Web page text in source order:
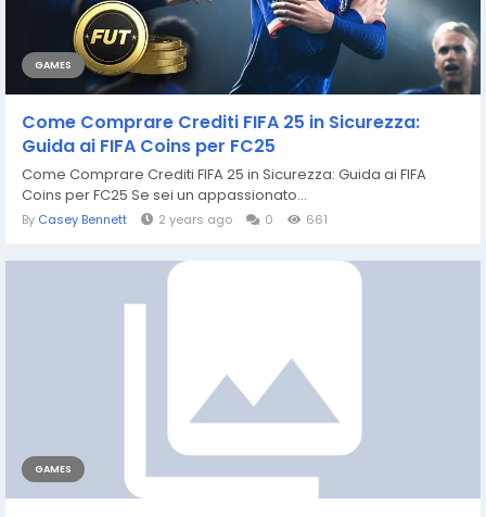
GAMES
Come Comprare Crediti FIFA 25 in Sicurezza:
Guida ai FIFA Coins per FC25
Come Comprare Crediti FIFA 25 in Sicurezza: Guida ai FIFA
Coins per FC25 Se sei un appassionato...
By Casey Bennett 2 years ago 0 661
GAMES